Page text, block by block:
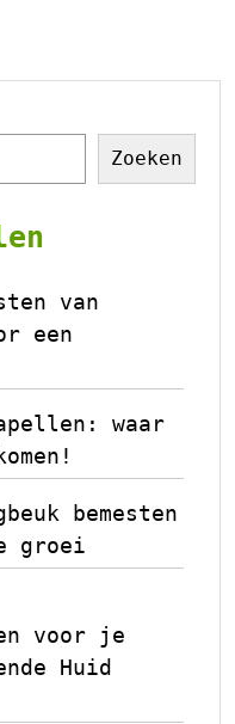
Zoeken
van
een
waar
bemesten
groei
voor je
Huid